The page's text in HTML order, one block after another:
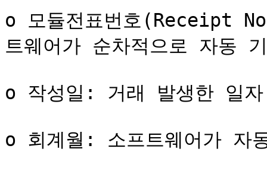
o 모듈전표번호(Receipt
트웨어가 순차적으로 자동
o 작성일: 거래 발생한 일
o 회계월: 소프트웨어가 자